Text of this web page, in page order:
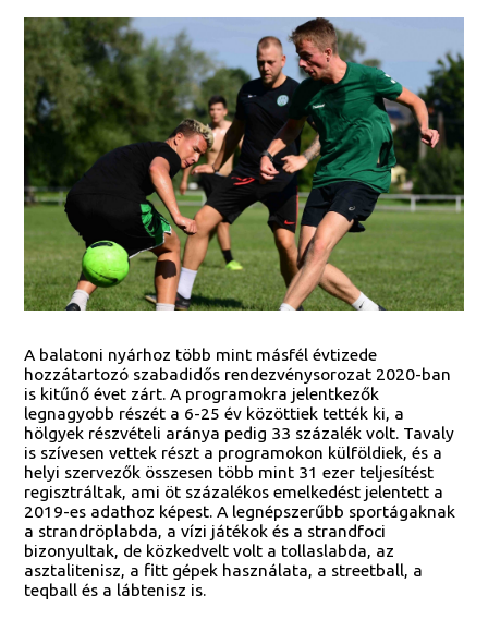
A balatoni nyárhoz több mint másfél évtizede
hozzátartozó szabadidős rendezvénysorozat 2020-ban
is kitűnő évet zárt. A programokra jelentkezők
legnagyobb részét a 6-25 év közöttiek tették ki, a
hölgyek részvételi aránya pedig 33 százalék volt. Tavaly
is szívesen vettek részt a programokon külföldiek, és a
helyi szervezők összesen több mint 31 ezer teljesítést
regisztráltak, ami öt százalékos emelkedést jelentett a
2019-es adathoz képest. A legnépszerűbb sportágaknak
a strandröplabda, a vízi játékok és a strandfoci
bizonyultak, de közkedvelt volt a tollaslabda, az
asztalitenisz, a fitt gépek használata, a streetball, a
teqball és a lábtenisz is.